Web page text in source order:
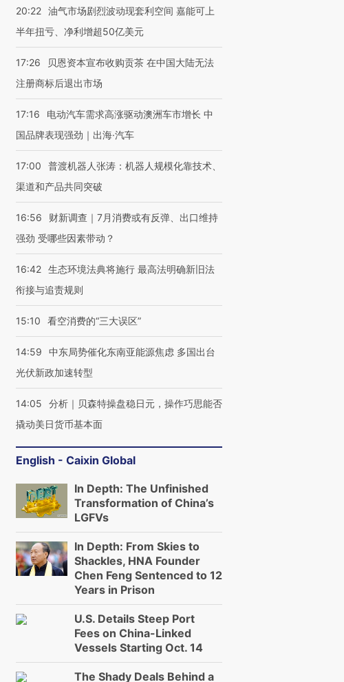
20:22 油气市场剧烈波动现套利空间 嘉能可上
半年扭亏、净利增超50亿美元
17:26
贝恩资本宣布收购贡茶 在中国大陆无法
注册商标后退出市场
17:16
电动汽车需求高涨驱动澳洲车市增长 中
国品牌表现强劲｜出海·汽车
17:00
普渡机器人张涛：机器人规模化靠技术、
渠道和产品共同突破
16:56
财新调查｜7月消费或有反弹、出口维持
强劲 受哪些因素带动？
16:42 生态环境法典将施行 最高法明确新旧法
衔接与追责规则
15:10 看空消费的“三大误区”
14:59
中东局势催化东南亚能源焦虑 多国出台
光伏新政加速转型
14:05
分析｜贝森特操盘稳日元，操作巧思能否
撬动美日货币基本面
English - Caixin Global
In Depth: The Unfinished
Transformation of China’s
LGFVs
In Depth: From Skies to
Shackles, HNA Founder
Chen Feng Sentenced to 12
Years in Prison
U.S. Details Steep Port
Fees on China-Linked
Vessels Starting Oct. 14
The Shady Deals Behind a